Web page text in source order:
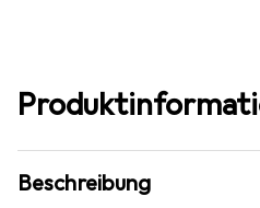
Beschreibung